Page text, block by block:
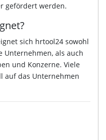
gefördert werden.
sich hrtool24 sowohl
als auch
und Konzerne. Viele
auf das Unternehmen